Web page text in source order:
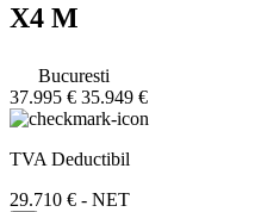
X4 M
Bucuresti
37.995 € 35.949 €
TVA Deductibil
29.710 € - NET